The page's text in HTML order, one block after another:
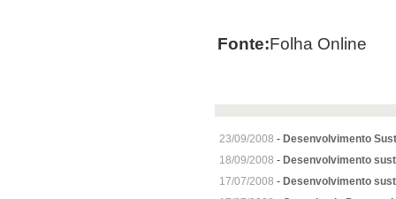
Fonte:Folha Online
23/09/2008 - Desenvolvimento
18/09/2008 - Desenvolvimento
17/07/2008 - Desenvolvimento